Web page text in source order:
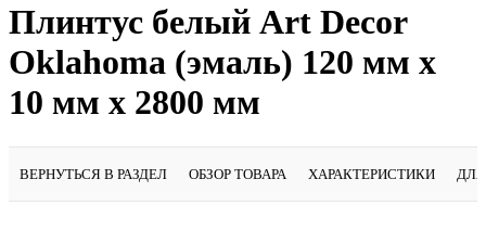
Плинтус белый Art Decor
Oklahoma (эмаль) 120 мм х
10 мм х 2800 мм
ВЕРНУТЬСЯ В РАЗДЕЛ ОБЗОР ТОВАРА ХАРАКТЕРИСТИКИ